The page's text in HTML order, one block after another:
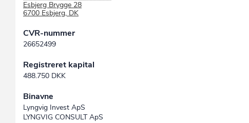
Esbjerg Brygge 28
6700 Esbjerg, DK
CVR-nummer
26652499
Registreret kapital
488.750 DKK
Binavne
Lyngvig Invest ApS
LYNGVIG CONSULT ApS